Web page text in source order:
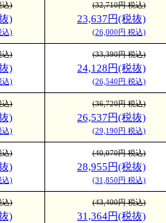
込)
)
込)
(32,710円 税込)
23,637円(税抜)
(26,000円 税込)
込)
)
込)
(33,390円 税込)
24,128円(税抜)
(26,540円 税込)
込)
)
込)
(36,720円 税込)
26,537円(税抜)
(29,190円 税込)
込)
)
込)
(40,070円 税込)
28,955円(税抜)
(31,850円 税込)
込)
)
(43,400円 税込)
31,364円(税抜)